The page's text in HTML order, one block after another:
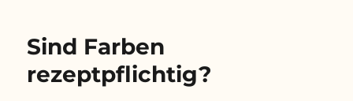
Sind Farben
rezeptpflichtig?